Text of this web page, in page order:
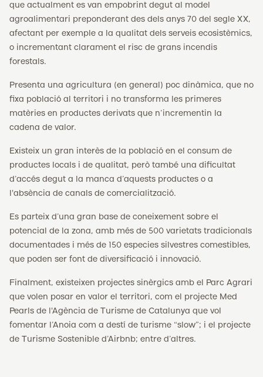
que actualment es van empobrint degut al model
agroalimentari preponderant des dels anys 70 del segle XX,
afectant per exemple a la qualitat dels serveis ecosistèmics,
o incrementant clarament el risc de grans incendis
forestals.
Presenta una agricultura (en general) poc dinàmica, que no
fixa població al territori i no transforma les primeres
matèries en productes derivats que n’incrementin la
cadena de valor.
Existeix un gran interès de la població en el consum de
productes locals i de qualitat, però també una dificultat
d’accés degut a la manca d’aquests productes o a
l'absència de canals de comercialització.
Es parteix d’una gran base de coneixement sobre el
potencial de la zona, amb més de 500 varietats tradicionals
documentades i més de 150 especies silvestres comestibles,
que poden ser font de diversificació i innovació.
Finalment, existeixen projectes sinèrgics amb el Parc Agrari
que volen posar en valor el territori, com el projecte Med
Pearls de l'Agència de Turisme de Catalunya que vol
fomentar l’Anoia com a destí de turisme “slow”; i el projecte
de Turisme Sostenible d’Airbnb; entre d’altres.